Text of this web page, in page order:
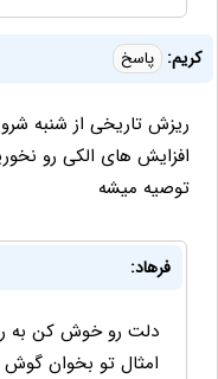
کریم: پاسخ
ریزش تاریخی از شنبه
افزایش های الکی رو
توصیه میشه
فرهاد:
دلت رو خوش کن به
امثال تو بخوان گوش